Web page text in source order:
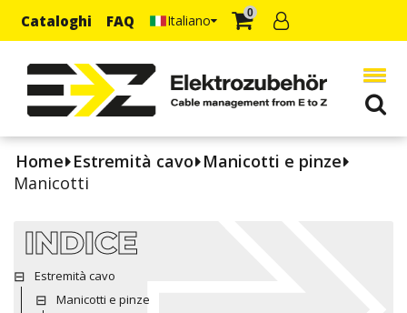
Cataloghi FAQ Italiano 0
Home Estremità cavo Manicotti e pinze
Manicotti
INDICE
Estremità cavo
Manicotti e pinze